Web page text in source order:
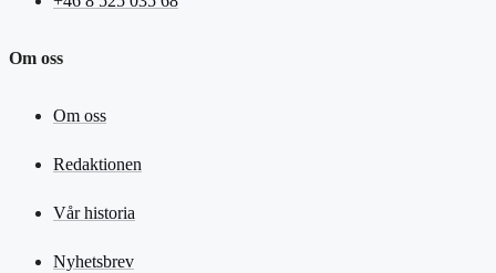
Om oss
Om oss
Redaktionen
Vår historia
Nyhetsbrev